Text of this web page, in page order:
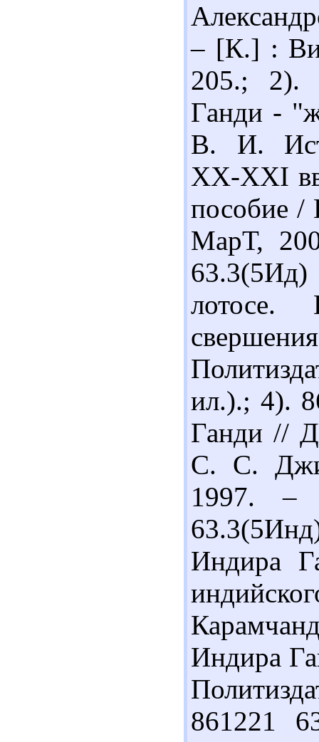
– [К.] :
205.; 2).
Ганди -
В. И.
ХХ-ХХІ
пособие
МарТ,
ил.).; 4).
Ганди //
С. С.
1997. –
Индира
Индира
861221